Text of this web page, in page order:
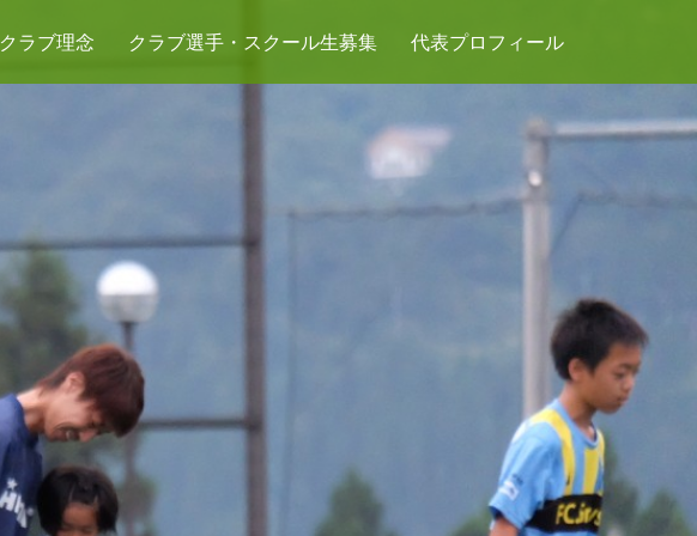
クラブ理念 クラブ選手・スクール生募集 代表プロフィール